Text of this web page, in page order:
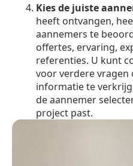
Kies de juiste
heeft ontvangen,
aannemers te
offertes, ervaring,
referenties. U kunt
voor verdere vragen
informatie te
de aannemer
project past.